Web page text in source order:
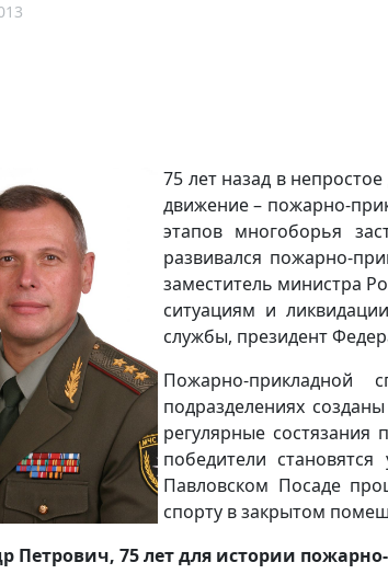
75 лет назад в
движение – пожарно-
этапов многоборья
развивался пожарно-
заместитель министра
ситуациям и
службы, президент
Пожарно-прикладной
подразделениях
регулярные состязания
победители
Павловском Посаде
спорту в закрытом
Петрович, 75 лет для истории